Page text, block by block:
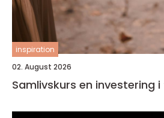
inspiration
02. August 2026
Samlivskurs en